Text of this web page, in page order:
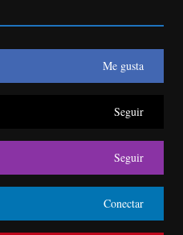
Me gusta
Seguir
Seguir
Conectar